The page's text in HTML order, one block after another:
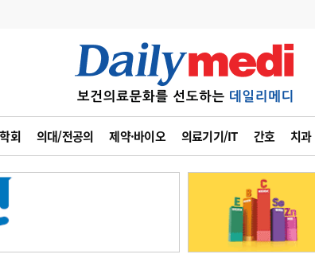
회 의대/전공의 제약·바이오 의료기기/IT 간호 치과
6
관리급여 실시
지필공 지원책
수련환경 개선
의과대학 입시
사고
수첩
~2026-08-31
채용시까지